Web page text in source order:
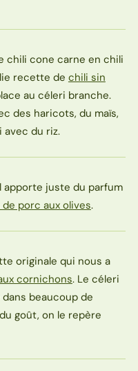
chili cone carne en chili
recette de chili sin
au céleri branche.
des haricots, du maïs,
avec du riz.
apporte juste du parfum
porc aux olives.
originale qui nous a
cornichons. Le céleri
beaucoup de
goût, on le repère